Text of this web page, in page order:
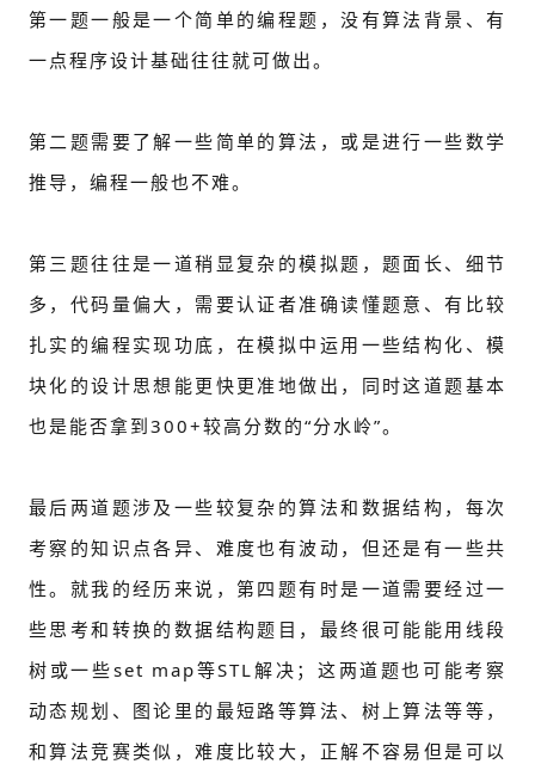
第一题一般是一个简单的编程题，没有算法背景、有
一点程序设计基础往往就可做出。
第二题需要了解一些简单的算法，或是进行一些数学
推导，编程一般也不难。
第三题往往是一道稍显复杂的模拟题，题面长、细节
多，代码量偏大，需要认证者准确读懂题意、有比较
扎实的编程实现功底，在模拟中运用一些结构化、模
块化的设计思想能更快更准地做出，同时这道题基本
也是能否拿到300+较高分数的“分水岭”。
最后两道题涉及一些较复杂的算法和数据结构，每次
考察的知识点各异、难度也有波动，但还是有一些共
性。就我的经历来说，第四题有时是一道需要经过一
些思考和转换的数据结构题目，最终很可能能用线段
树或一些set map等STL解决；这两道题也可能考察
动态规划、图论里的最短路等算法、树上算法等等，
和算法竞赛类似，难度比较大，正解不容易但是可以